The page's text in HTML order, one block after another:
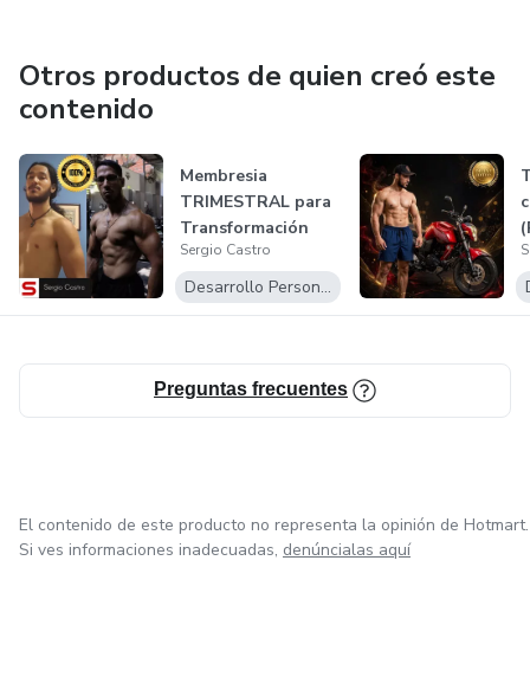
Otros productos de quien creó este
contenido
Membresia
TRIMESTRAL para
Transformación
Completa por
SERGIO...
Sergio Castro
Desarrollo Personal
Preguntas frecuentes
El contenido de este producto no representa la opinión de Hotmart.
Si ves informaciones inadecuadas, denúncialas aquí